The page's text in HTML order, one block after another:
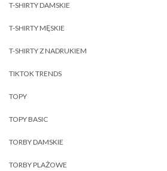
T-SHIRTY DAMSKIE
T-SHIRTY MĘSKIE
T-SHIRTY Z NADRUKIEM
TIKTOK TRENDS
TOPY
TOPY BASIC
TORBY DAMSKIE
TORBY PLAŻOWE